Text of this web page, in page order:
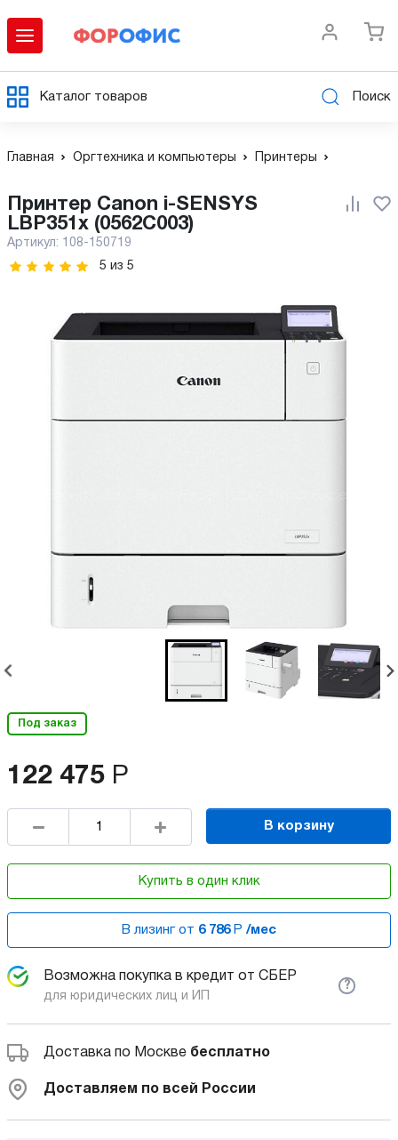
Каталог товаров Поиск
Главная Оргтехника и компьютеры Принтеры
LBP351x (0562C003)
Артикул: 108-150719
5 из 5
Под заказ
122 475 Р
В корзину
Купить в один клик
В лизинг от 6 786 Р /мес
Возможна покупка в кредит от СБЕР
для юридических лиц и ИП
?
Доставка по Москве бесплатно
Доставляем по всей России